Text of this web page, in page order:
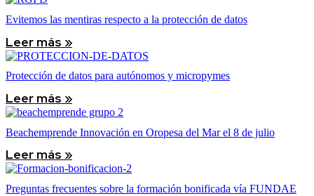
Evitemos las mentiras respecto a la protección de datos
Leer más »
Protección de datos para autónomos y micropymes
Leer más »
Beachemprende Innovación en Oropesa del Mar el 8 de julio
Leer más »
Preguntas frecuentes sobre la formación bonificada vía FUNDAE